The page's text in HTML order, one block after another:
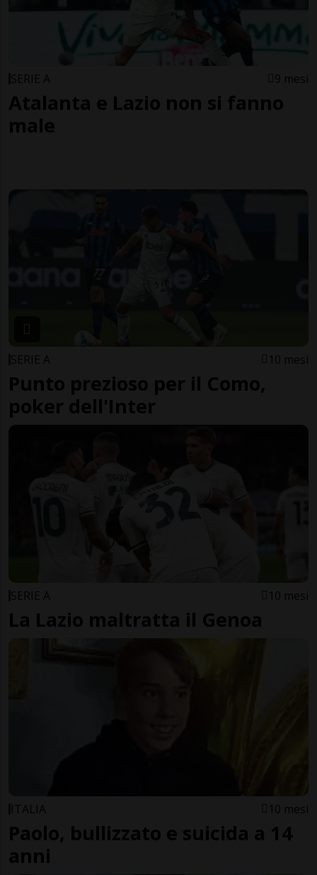
SERIE A 9 mesi
Atalanta e Lazio non si fanno
male
SERIE A 10 mesi
Punto prezioso per il Como,
poker dell'Inter
SERIE A 10 mesi
La Lazio maltratta il Genoa
ITALIA 10 mesi
Paolo, bullizzato e suicida a 14
anni